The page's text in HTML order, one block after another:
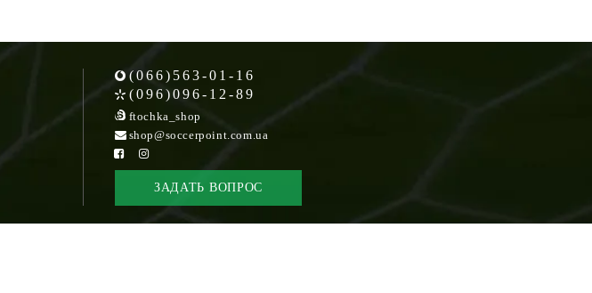
(066)563-01-16
(096)096-12-89
ftochka_shop
shop@soccerpoint.com.ua
ЗАДАТЬ ВОПРОС